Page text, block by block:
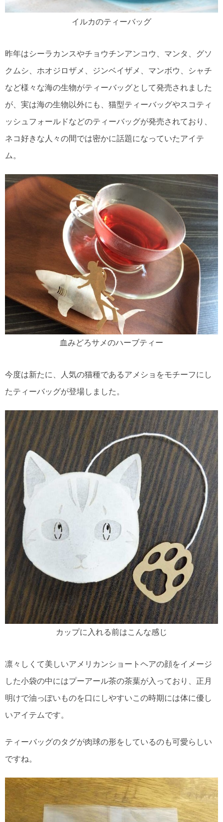
イルカのティーバッグ
昨年はシーラカンスやチョウチンアンコウ、マンタ、グソ
クムシ、ホオジロザメ、ジンベイザメ、マンボウ、シャチ
など様々な海の生物がティーバッグとして発売されました
が、実は海の生物以外にも、猫型ティーバッグやスコティ
ッシュフォールドなどのティーバッグが発売されており、
ネコ好きな人々の間では密かに話題になっていたアイテ
ム。
血みどろサメのハーブティー
今度は新たに、人気の猫種であるアメショをモチーフにし
たティーバッグが登場しました。
カップに入れる前はこんな感じ
凛々しくて美しいアメリカンショートヘアの顔をイメージ
した小袋の中にはプーアール茶の茶葉が入っており、正月
明けで油っぽいものを口にしやすいこの時期には体に優し
いアイテムです。
ティーバッグのタグが肉球の形をしているのも可愛らしい
ですね。